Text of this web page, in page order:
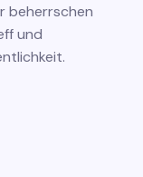
beherrschen
und